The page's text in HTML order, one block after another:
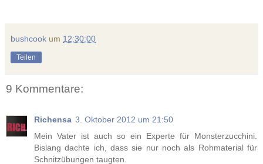
bushcook um 12:30:00
Teilen
9 Kommentare:
Richensa 3. Oktober 2012 um 21:50
Mein Vater ist auch so ein Experte für Monsterzucchini.
Bislang dachte ich, dass sie nur noch als Rohmaterial für
Schnitzübungen taugten.